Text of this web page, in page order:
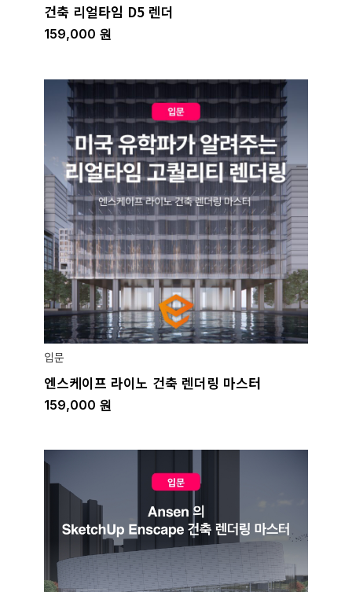
건축 리얼타임 D5 렌더
159,000 원
입문
엔스케이프 라이노 건축 렌더링 마스터
159,000 원